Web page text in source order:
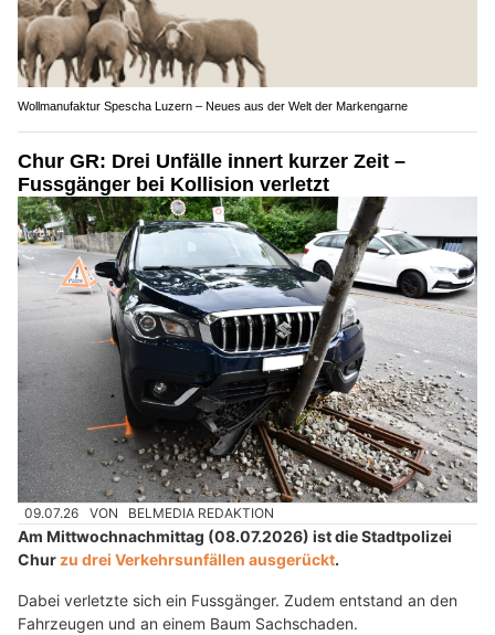
Wollmanufaktur Spescha Luzern – Neues aus der Welt der Markengarne
Chur GR: Drei Unfälle innert kurzer Zeit –
Fussgänger bei Kollision verletzt
09.07.26 VON BELMEDIA REDAKTION
Am Mittwochnachmittag (08.07.2026) ist die Stadtpolizei
Churzu drei Verkehrsunfällen ausgerückt.
Dabei verletzte sich ein Fussgänger. Zudem entstand an den
Fahrzeugen und an einem Baum Sachschaden.